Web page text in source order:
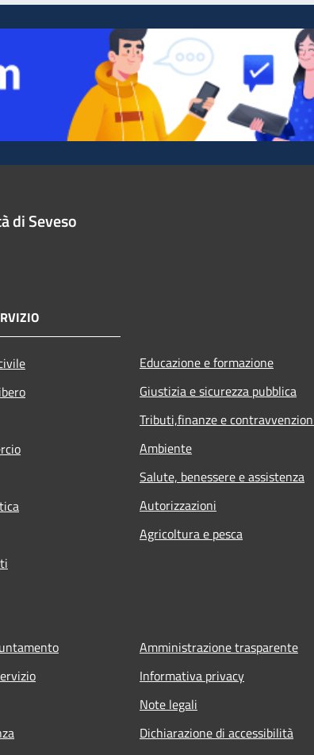
di Seveso
Educazione e formazione
Giustizia e sicurezza pubblica
Tributi,finanze e
Ambiente
Salute, benessere e assistenza
Autorizzazioni
Agricoltura e pesca
Amministrazione trasparente
Informativa privacy
Note legali
Dichiarazione di accessibilità